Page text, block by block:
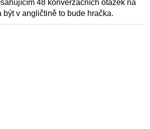
48 konverzačních otázek na
být v angličtině to bude hračka.